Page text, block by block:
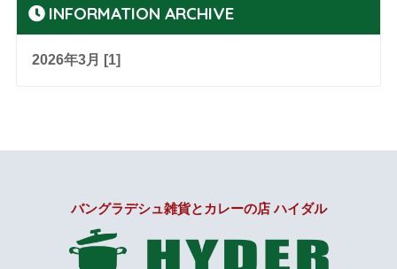
INFORMATION ARCHIVE
2026年3月 [1]
バングラデシュ雑貨とカレーの店 ハイダル